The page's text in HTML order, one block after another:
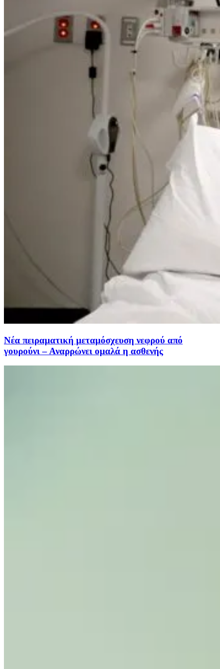
Νέα πειραματική μεταμόσχευση νεφρού από
γουρούνι – Αναρρώνει ομαλά η ασθενής